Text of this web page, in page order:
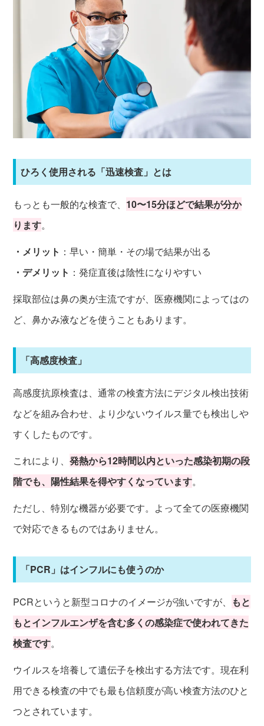
ひろく使用される「迅速検査」とは
もっとも一般的な検査で、 10〜15分ほどで結果が分か
ります。
・メリット ：早い・簡単・その場で結果が出る
・デメリット ：発症直後は陰性になりやすい
採取部位は鼻の奥が主流ですが、医療機関によってはの
ど、鼻かみ液などを使うこともあります。
「高感度検査」
高感度抗原検査は、通常の検査方法にデジタル検出技術
などを組み合わせ、より少ないウイルス量でも検出しや
すくしたものです。
これにより、発熱から12時間以内といった感染初期の段
階でも、陽性結果を得やすくなっています。
ただし、特別な機器が必要です。よって全ての医療機関
で対応できるものではありません。
「PCR」はインフルにも使うのか
PCRというと新型コロナのイメージが強いですが、
もと
もとインフルエンザを含む多くの感染症で使われてきた
検査です。
ウイルスを培養して遺伝子を検出する方法です。現在利
用できる検査の中でも最も信頼度が高い検査方法のひと
つとされています。